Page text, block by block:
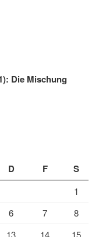
Die Mischung
D F S
1
6 7
8
13 14 15